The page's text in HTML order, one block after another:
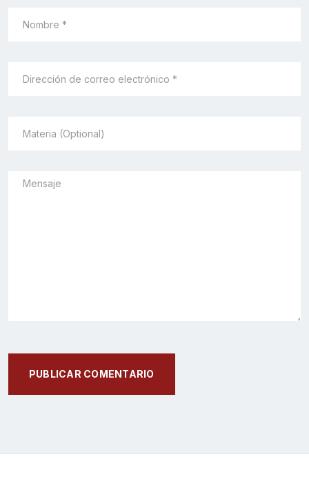
PUBLICAR COMENTARIO